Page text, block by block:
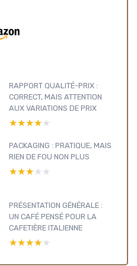
RAPPORT QUALITÉ-PRIX :
CORRECT, MAIS ATTENTION
AUX VARIATIONS DE PRIX
★★★★★
★★★★★
PACKAGING : PRATIQUE, MAIS
RIEN DE FOU NON PLUS
★★★★★
★★★★★
PRÉSENTATION GÉNÉRALE :
UN CAFÉ PENSÉ POUR LA
CAFETIÈRE ITALIENNE
★★★★★
★★★★★